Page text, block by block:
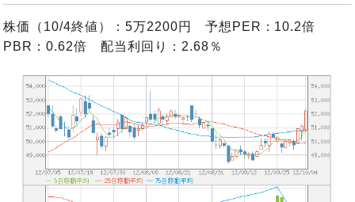
株価（10/4終値）：5万2200円 予想PER：10.2倍
PBR：0.62倍 配当利回り：2.68％